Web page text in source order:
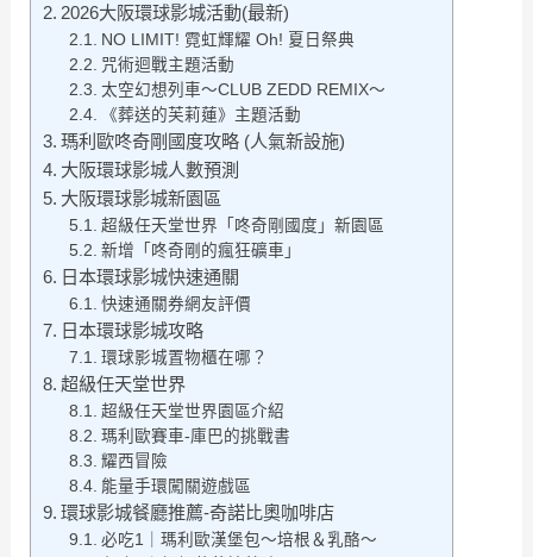
2026大阪環球影城活動(最新)
NO LIMIT! 霓虹輝耀 Oh! 夏日祭典
咒術迴戰主題活動
太空幻想列車～CLUB ZEDD REMIX～
《葬送的芙莉蓮》主題活動
瑪利歐咚奇剛國度攻略 (人氣新設施)
大阪環球影城人數預測
大阪環球影城新園區
超級任天堂世界「咚奇剛國度」新園區
新增「咚奇剛的瘋狂礦車」
日本環球影城快速通關
快速通關券網友評價
日本環球影城攻略
環球影城置物櫃在哪？
超級任天堂世界
超級任天堂世界園區介紹
瑪利歐賽車-庫巴的挑戰書
耀西冒險
能量手環闖關遊戲區
環球影城餐廳推薦-奇諾比奧咖啡店
必吃1｜瑪利歐漢堡包～培根＆乳酪～